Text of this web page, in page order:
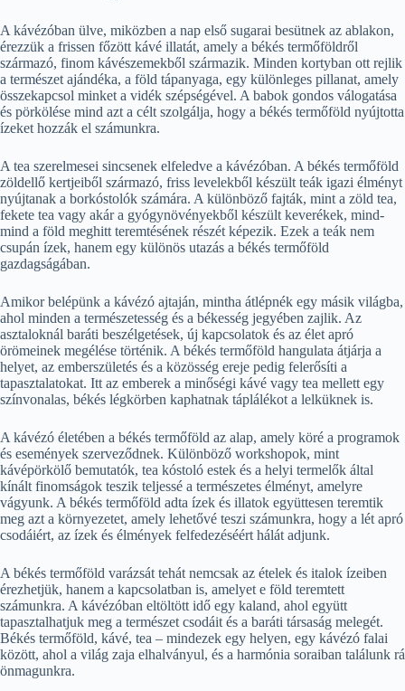
A kávézóban ülve, miközben a nap első sugarai besütnek az ablakon,
érezzük a frissen főzött kávé illatát, amely a békés termőföldről
származó, finom kávészemekből származik. Minden kortyban ott rejlik
a természet ajándéka, a föld tápanyaga, egy különleges pillanat, amely
összekapcsol minket a vidék szépségével. A babok gondos válogatása
és pörkölése mind azt a célt szolgálja, hogy a békés termőföld nyújtotta
ízeket hozzák el számunkra.
A tea szerelmesei sincsenek elfeledve a kávézóban. A békés termőföld
zöldellő kertjeiből származó, friss levelekből készült teák igazi élményt
nyújtanak a borkóstolók számára. A különböző fajták, mint a zöld tea,
fekete tea vagy akár a gyógynövényekből készült keverékek, mind-
mind a föld meghitt teremtésének részét képezik. Ezek a teák nem
csupán ízek, hanem egy különös utazás a békés termőföld
gazdagságában.
Amikor belépünk a kávézó ajtaján, mintha átlépnék egy másik világba,
ahol minden a természetesség és a békesség jegyében zajlik. Az
asztaloknál baráti beszélgetések, új kapcsolatok és az élet apró
örömeinek megélése történik. A békés termőföld hangulata átjárja a
helyet, az emberszületés és a közösség ereje pedig felerősíti a
tapasztalatokat. Itt az emberek a minőségi kávé vagy tea mellett egy
színvonalas, békés légkörben kaphatnak táplálékot a lelküknek is.
A kávézó életében a békés termőföld az alap, amely köré a programok
és események szerveződnek. Különböző workshopok, mint
kávépörkölő bemutatók, tea kóstoló estek és a helyi termelők által
kínált finomságok teszik teljessé a természetes élményt, amelyre
vágyunk. A békés termőföld adta ízek és illatok együttesen teremtik
meg azt a környezetet, amely lehetővé teszi számunkra, hogy a lét apró
csodáiért, az ízek és élmények felfedezéséért hálát adjunk.
A békés termőföld varázsát tehát nemcsak az ételek és italok ízeiben
érezhetjük, hanem a kapcsolatban is, amelyet e föld teremtett
számunkra. A kávézóban eltöltött idő egy kaland, ahol együtt
tapasztalhatjuk meg a természet csodáit és a baráti társaság melegét.
Békés termőföld, kávé, tea – mindezek egy helyen, egy kávézó falai
között, ahol a világ zaja elhalványul, és a harmónia soraiban találunk rá
önmagunkra.